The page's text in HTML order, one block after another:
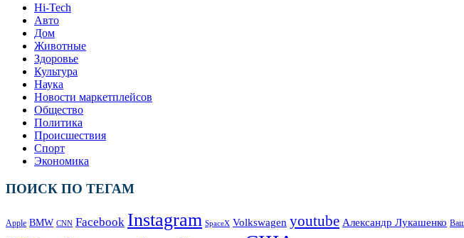
Hi-Tech
Авто
Дом
Животные
Здоровье
Культура
Наука
Новости маркетплейсов
Общество
Политика
Происшествия
Спорт
Экономика
ПОИСК ПО ТЕГАМ
Apple BMW CNN Facebook Instagram SpaceX Volkswagen youtube Александр Лукашенко